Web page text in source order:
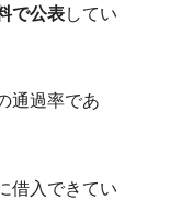
で公表してい
通過率であ
借入できてい